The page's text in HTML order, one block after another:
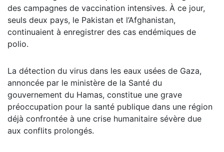
des campagnes de vaccination intensives. À ce jour,
seuls deux pays, le Pakistan et l’Afghanistan,
continuaient à enregistrer des cas endémiques de
polio.
La détection du virus dans les eaux usées de Gaza,
annoncée par le ministère de la Santé du
gouvernement du Hamas, constitue une grave
préoccupation pour la santé publique dans une région
déjà confrontée à une crise humanitaire sévère due
aux conflits prolongés.